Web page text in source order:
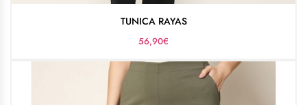
TUNICA RAYAS
56,90€